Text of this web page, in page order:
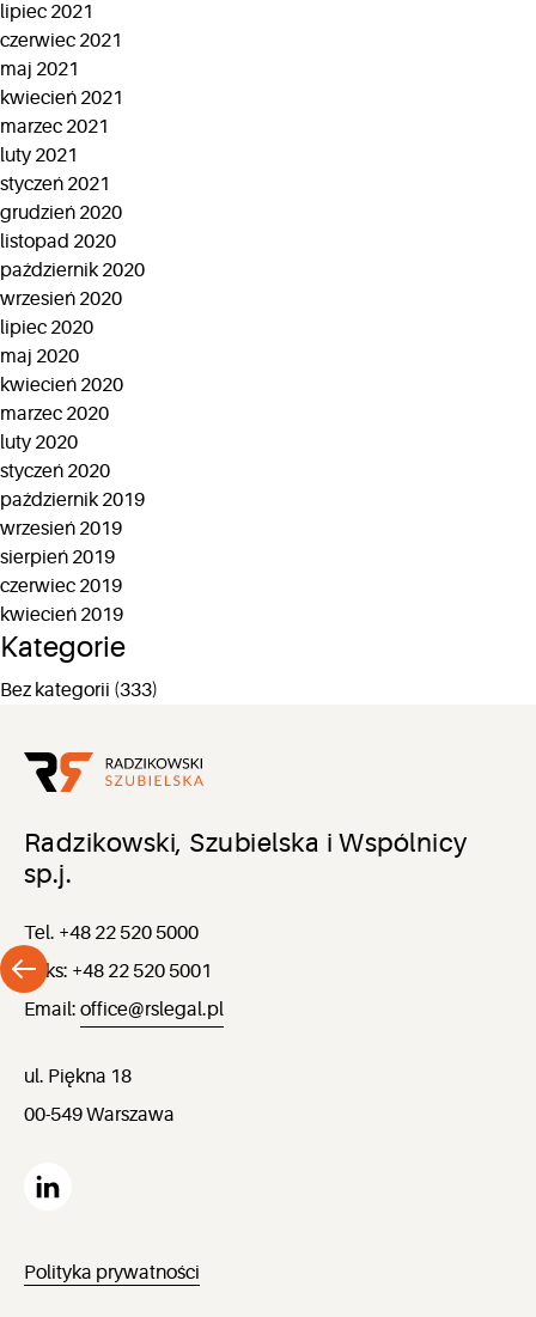
lipiec 2021
czerwiec 2021
maj 2021
kwiecień 2021
marzec 2021
luty 2021
styczeń 2021
grudzień 2020
listopad 2020
październik 2020
wrzesień 2020
lipiec 2020
maj 2020
kwiecień 2020
marzec 2020
luty 2020
styczeń 2020
październik 2019
wrzesień 2019
sierpień 2019
czerwiec 2019
kwiecień 2019
Kategorie
Bez kategorii (333)
Radzikowski, Szubielska i Wspólnicy
sp.j.
Tel. +48 22 520 5000
Faks: +48 22 520 5001
Email: office@rslegal.pl
ul. Piękna 18
00-549 Warszawa
Polityka prywatności